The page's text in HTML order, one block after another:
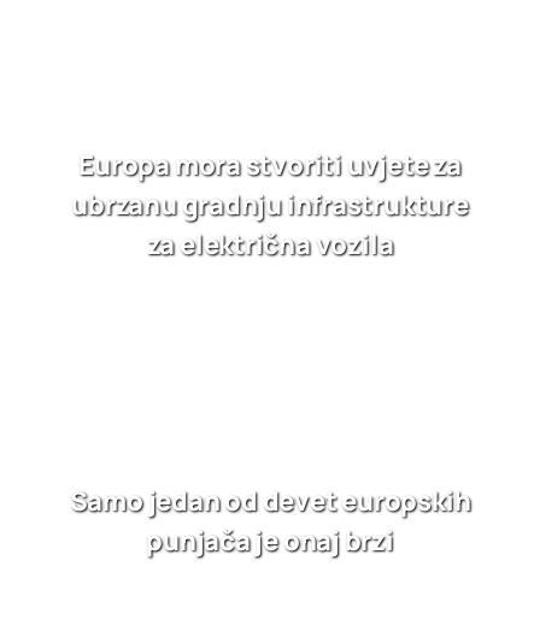
Europa mora stvoriti uvjete za
ubrzanu gradnju infrastrukture
za električna vozila
Samo jedan od devet europskih
punjača je onaj brzi